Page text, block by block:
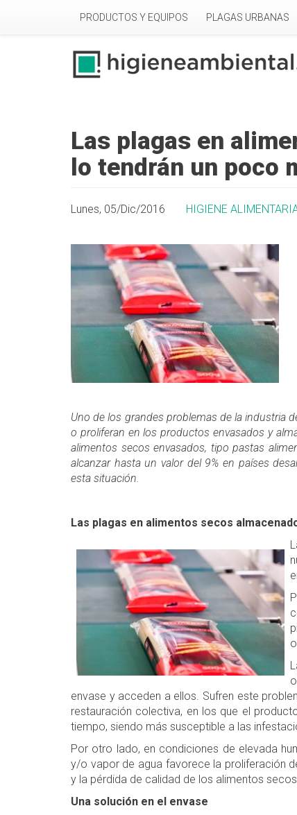
PRODUCTOS Y EQUIPOS PLAGAS URBANAS
Las plagas en
lo tendrán un poco
Lunes, 05/Dic/2016 HIGIENE
Uno de los grandes problemas de la industria
o proliferan en los productos envasados y
alimentos secos envasados, tipo pastas
alcanzar hasta un valor del 9% en países
esta situación.
Las plagas en alimentos secos
envase y acceden a ellos. Sufren este
restauración colectiva, en los que el
tiempo, siendo más susceptible a las
Por otro lado, en condiciones de elevada
y/o vapor de agua favorece la proliferación
y la pérdida de calidad de los alimentos
Una solución en el envase